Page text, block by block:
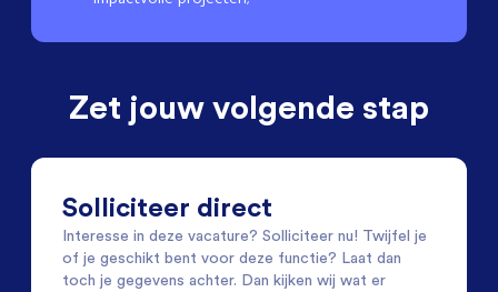
Zet jouw volgende stap
Solliciteer direct
Interesse in deze vacature? Solliciteer nu! Twijfel je
of je geschikt bent voor deze functie? Laat dan
toch je gegevens achter. Dan kijken wij wat er